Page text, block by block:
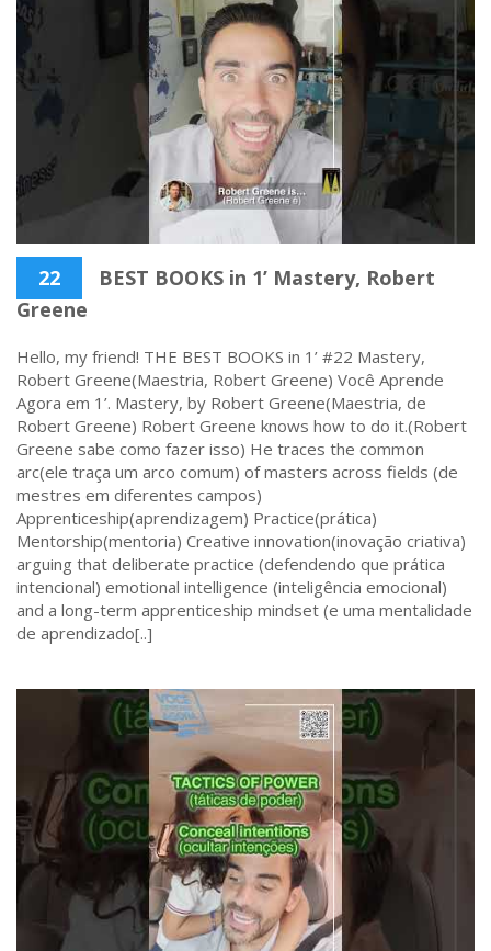
22
BEST BOOKS in 1’ Mastery, Robert
Greene
Hello, my friend! THE BEST BOOKS in 1’ #22 Mastery,
Robert Greene(Maestria, Robert Greene) Você Aprende
Agora em 1’. Mastery, by Robert Greene(Maestria, de
Robert Greene) Robert Greene knows how to do it.(Robert
Greene sabe como fazer isso) He traces the common
arc(ele traça um arco comum) of masters across fields (de
mestres em diferentes campos)
Apprenticeship(aprendizagem) Practice(prática)
Mentorship(mentoria) Creative innovation(inovação criativa)
arguing that deliberate practice (defendendo que prática
intencional) emotional intelligence (inteligência emocional)
and a long-term apprenticeship mindset (e uma mentalidade
de aprendizado[..]